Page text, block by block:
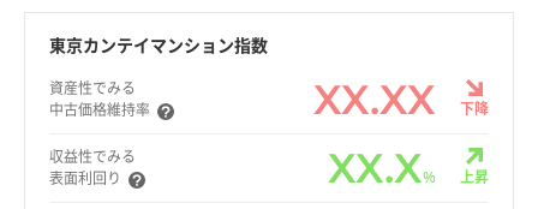
東京カンテイマンション指数
資産性でみる
中古価格維持率
XX.XX 下降
収益性でみる
表面利回り
XX.X% 上昇